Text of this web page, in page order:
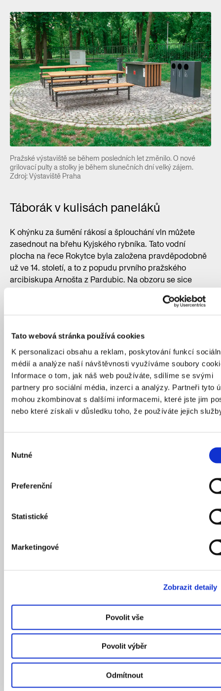
Tato webová stránka používá cookies
K personalizaci obsahu a reklam, poskytování funkcí
médií a analýze naší návštěvnosti využíváme soubory
Informace o tom, jak náš web používáte, sdílíme se svými
partnery pro sociální média, inzerci a analýzy. Partneři tyto
mohou zkombinovat s dalšími informacemi, které jste jim
nebo které získali v důsledku toho, že používáte jejich
souhlasu
Nutné
Preferenční
Statistické
Marketingové
Zobrazit detaily
Povolit vše
Povolit výběr
Odmítnout
Pražské výstaviště se během posledních let změnilo. O nové
grilovací pulty a stolky je během slunečních dní velký zájem.
Zdroj: Výstaviště Praha
Táborák v kulisách paneláků
K ohýnku za šumění rákosí a šplouchání vln můžete
zasednout na břehu Kyjského rybníka. Tato vodní
plocha na řece Rokytce byla založena pravděpodobně
už ve 14. století, a to z popudu prvního pražského
arcibiskupa Arnošta z Pardubic. Na obzoru se sice
zachovává příjemnou venkovskou atmosféru. Letní
nezapomeňte si s sebou vzít prut. Na rybníku se smí
provozovat sportovní rybaření. Pro ty, kteří nemají chuť
rozdělávat oheň, ale o piknik na břehu rybníka by stáli,
je na hrázi menší vodní plochy přichystáno několik stolů
s lavicemi. Nedaleko rybníka leží románský kostel sv.
Bartoloměje nebo rozhledna Doubravka od Martina
Rajniše, nominovaná na Českou cenu za architekturu
Ani paneláky v pozadí nenarušují poklidnou venkovskou
atmosféru v okolí rybníků.
Odměňte se po sportovním výkonu